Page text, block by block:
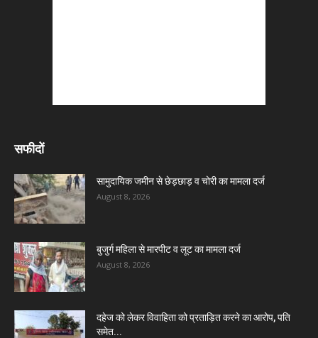
सफीदों
सामुदायिक जमीन से छेड़छाड़ व चोरी का मामला दर्ज
August 8, 2026
बुजुर्ग महिला से मारपीट व लूट का मामला दर्ज
August 8, 2026
दहेज को लेकर विवाहिता को प्रताड़ित करने का आरोप, पति
समेत...